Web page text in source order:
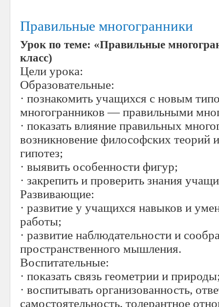
Правильные многогранники
Урок по теме: «Правильные
класс)
Цели урока:
Образовательные:
· познакомить учащихся с новым
многогранников — правильными
· показать влияние правильных
возникновение философских теорий
гипотез;
· выявить особенности фигур;
· закрепить и проверить знания
Развивающие:
· развитие у учащихся навыков и
работы;
· развитие наблюдательности и
пространственного мышления.
Воспитательные:
· показать связь геометрии и
· воспитывать организованность,
самостоятельность, толерантное